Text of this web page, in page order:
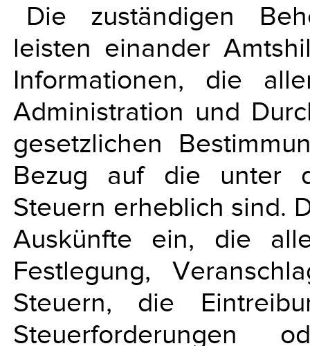
Die zuständigen
leisten einander
Informationen, die
Administration und
gesetzlichen
Bezug auf die unter
Steuern erheblich sind.
Auskünfte ein, die
Festlegung,
Steuern, die